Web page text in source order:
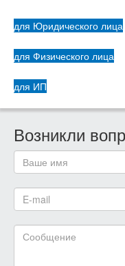
для Юридического лица
для Физического лица
для ИП
Возникли